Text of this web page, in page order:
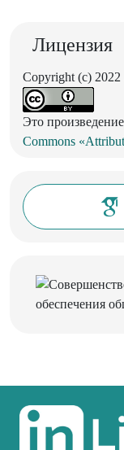
Лицензия
Copyright (c)
Это
Commons